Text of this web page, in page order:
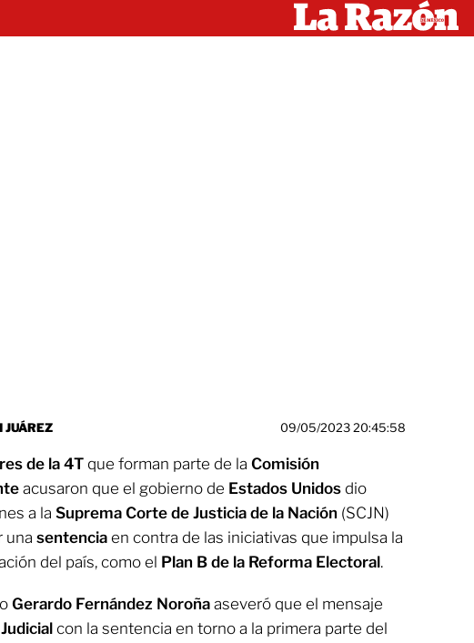
JUÁREZ 09/05/2023 20:45:58
de la 4T que forman parte de la Comisión
acusaron que el gobierno de Estados Unidos dio
a la Suprema Corte de Justicia de la Nación (SCJN)
una sentencia en contra de las iniciativas que impulsa la
del país, como el Plan B de la Reforma Electoral.
Gerardo Fernández Noroña aseveró que el mensaje
con la sentencia en torno a la primera parte del